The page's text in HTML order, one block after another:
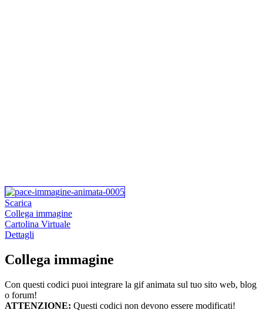
Scarica
Collega immagine
Cartolina Virtuale
Dettagli
Collega immagine
Con questi codici puoi integrare la gif animata sul tuo sito web, blog
o forum!
ATTENZIONE: Questi codici non devono essere modificati!